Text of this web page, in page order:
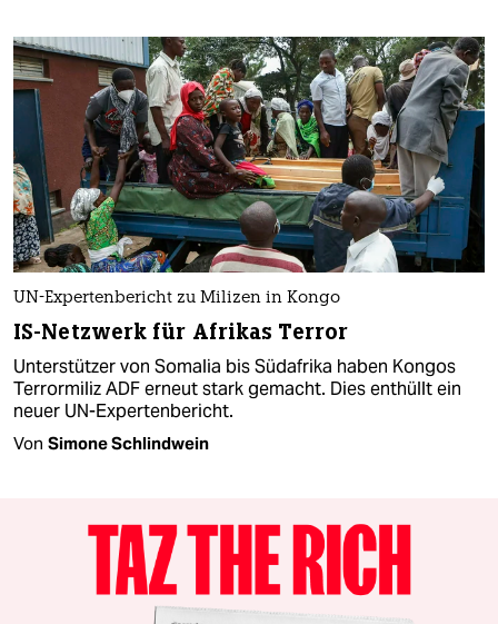
UN-Expertenbericht zu Milizen in Kongo
IS-Netzwerk für Afrikas Terror
Unterstützer von Somalia bis Südafrika haben Kongos
Terrormiliz ADF erneut stark gemacht. Dies enthüllt ein
neuer UN-Expertenbericht.
Von Simone Schlindwein